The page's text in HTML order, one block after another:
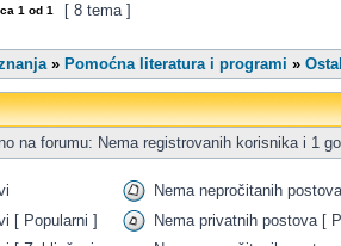
1 od 1 [ 8 tema ]
» Pomoćna literatura i programi »
na forumu: Nema registrovanih korisnika i 1
Nema nepročitanih postova
[ Popularni ]
Nema privatnih postova [